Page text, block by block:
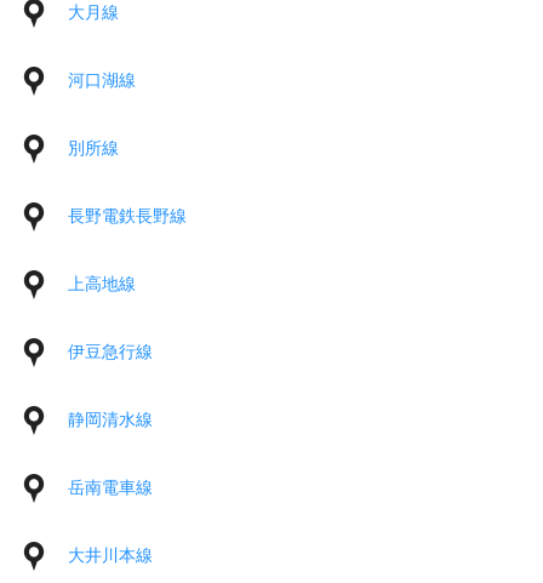
大月線
河口湖線
別所線
長野電鉄長野線
上高地線
伊豆急行線
静岡清水線
岳南電車線
大井川本線